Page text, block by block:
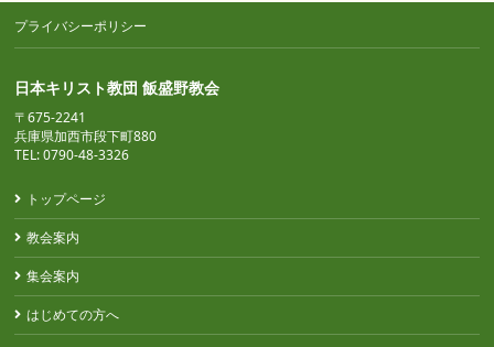
プライバシーポリシー
日本キリスト教団 飯盛野教会
〒675-2241
兵庫県加西市段下町880
TEL: 0790-48-3326
トップページ
教会案内
集会案内
はじめての方へ